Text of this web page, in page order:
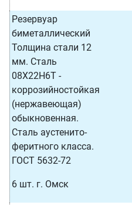
Резервуар
биметаллический
Толщина стали 12
мм. Сталь
08Х22Н6Т -
коррозийностойкая
(нержавеющая)
обыкновенная.
Сталь аустенито-
феритного класса.
ГОСТ 5632-72
6 шт. г. Омск